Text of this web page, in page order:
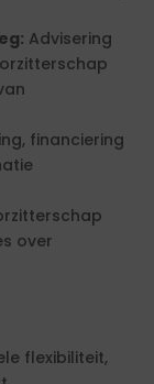
Advisering
financiering
over
flexibiliteit,